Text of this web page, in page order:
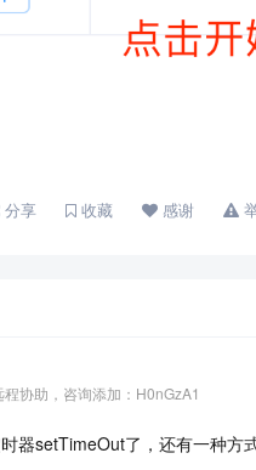
分享 收藏 感谢
协助，咨询添加：H0nGzA1
器setTimeOut了，还有一种方